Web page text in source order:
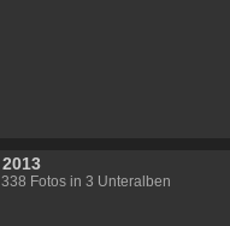
2013
338 Fotos in 3 Unteralben